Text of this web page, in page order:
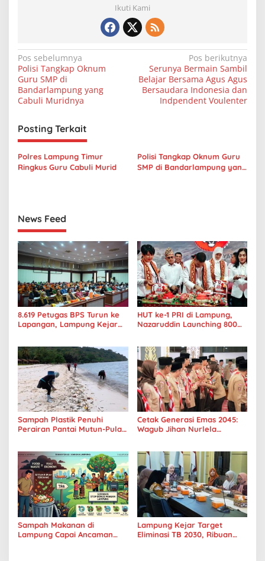
Ikuti Kami
N
a
v
g
a
s
o
s
Pos sebelumnya
Polisi Tangkap Oknum
Guru SMP di
Bandarlampung yang
Cabuli Muridnya
Pos berikutnya
Serunya Bermain Sambil
Belajar Bersama Agus Agus
Bersaudara Indonesia dan
Indpendent Voulenter
Posting Terkait
Polres Lampung Timur
Ringkus Guru Cabuli Murid
Polisi Tangkap Oknum Guru
SMP di Bandarlampung yang
News Feed
8.619 Petugas BPS Turun ke
Lapangan, Lampung Kejar
HUT ke-1 PRI di Lampung,
Nazaruddin Launching 800
Sampah Plastik Penuhi
Perairan Pantai Mutun-Pulau
Cetak Generasi Emas 2045:
Wagub Jihan Nurlela
Era Digital
Sampah Makanan di
Lampung Capai Ancaman
Lampung Kejar Target
Eliminasi TB 2030, Ribuan